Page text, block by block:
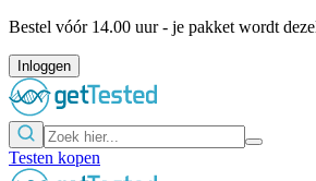
Bestel vóór 14.00 uur - je pakket wordt
Inloggen
Testen kopen